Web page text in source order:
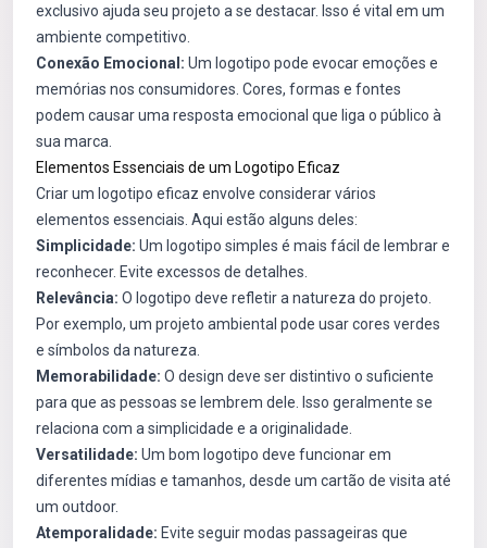
exclusivo ajuda seu projeto a se destacar. Isso é vital em um
ambiente competitivo.
Conexão Emocional: Um logotipo pode evocar emoções e
memórias nos consumidores. Cores, formas e fontes
podem causar uma resposta emocional que liga o público à
sua marca.
Elementos Essenciais de um Logotipo Eficaz
Criar um logotipo eficaz envolve considerar vários
elementos essenciais. Aqui estão alguns deles:
Simplicidade: Um logotipo simples é mais fácil de lembrar e
reconhecer. Evite excessos de detalhes.
Relevância: O logotipo deve refletir a natureza do projeto.
Por exemplo, um projeto ambiental pode usar cores verdes
e símbolos da natureza.
Memorabilidade: O design deve ser distintivo o suficiente
para que as pessoas se lembrem dele. Isso geralmente se
relaciona com a simplicidade e a originalidade.
Versatilidade: Um bom logotipo deve funcionar em
diferentes mídias e tamanhos, desde um cartão de visita até
um outdoor.
Atemporalidade: Evite seguir modas passageiras que